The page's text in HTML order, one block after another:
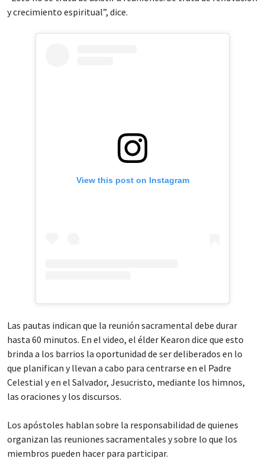
y crecimiento espiritual”, dice.
View this post on Instagram
Las pautas indican que la reunión sacramental debe durar
hasta 60 minutos. En el video, el élder Kearon dice que esto
brinda a los barrios la oportunidad de ser deliberados en lo
que planifican y llevan a cabo para centrarse en el Padre
Celestial y en el Salvador, Jesucristo, mediante los himnos,
las oraciones y los discursos.
Los apóstoles hablan sobre la responsabilidad de quienes
organizan las reuniones sacramentales y sobre lo que los
miembros pueden hacer para participar.